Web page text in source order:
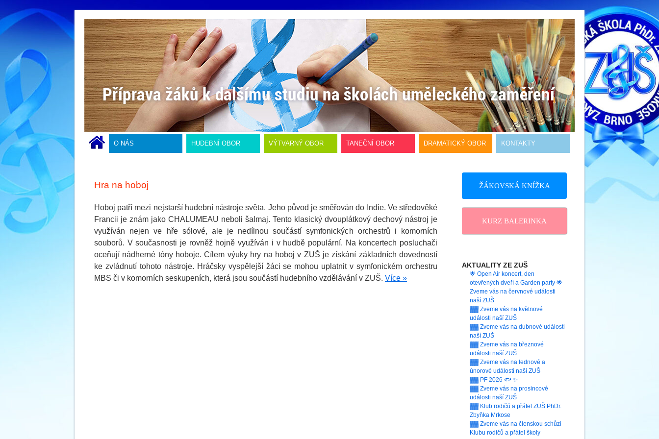
O NÁS HUDEBNÍ OBOR VÝTVARNÝ OBOR TANEČNÍ OBOR DRAMATICKÝ OBOR KONTAKTY
Hra na hoboj
Hoboj patří mezi nejstarší hudební nástroje světa. Jeho původ je směřován do Indie. Ve středověké
Francii je znám jako CHALUMEAU neboli šalmaj. Tento klasický dvouplátkový dechový nástroj je
využíván nejen ve hře sólové, ale je nedílnou součástí symfonických orchestrů i komorních
souborů. V současnosti je rovněž hojně využíván i v hudbě populární. Na koncertech posluchači
oceňují nádherné tóny hoboje. Cílem výuky hry na hoboj v ZUŠ je získání základních dovedností
ke zvládnutí tohoto nástroje. Hráčsky vyspělejší žáci se mohou uplatnit v symfonickém orchestru
MBS či v komorních seskupeních, která jsou součástí hudebního vzdělávání v ZUŠ. Více »
ŽÁKOVSKÁ KNÍŽKA
KURZ BALERINKA
AKTUALITY ZE ZUŠ
🌟 Open Air koncert, den
otevřených dveří a Garden party 🌟
Zveme vás na červnové události
naší ZUŠ
▓▓ Zveme vás na květnové
události naší ZUŠ
▓▓ Zveme vás na dubnové události
naší ZUŠ
▓▓ Zveme vás na březnové
události naší ZUŠ
▓▓ Zveme vás na lednové a
únorové události naší ZUŠ
▓▓ PF 2026 🐟 ✨
▓▓ Zveme vás na prosincové
události naší ZUŠ
▓▓ Klub rodičů a přátel ZUŠ PhDr.
Zbyňka Mrkose
▓▓ Zveme vás na členskou schůzi
Klubu rodičů a přátel školy